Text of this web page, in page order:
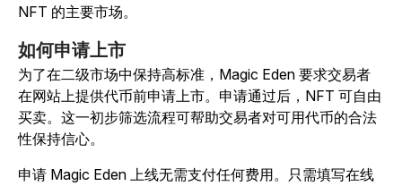
NFT 的主要市场。
如何申请上市
为了在二级市场中保持高标准，Magic Eden 要求交易者
在网站上提供代币前申请上市。申请通过后，NFT 可自由
买卖。这一初步筛选流程可帮助交易者对可用代币的合法
性保持信心。
申请 Magic Eden 上线无需支付任何费用。只需填写在线